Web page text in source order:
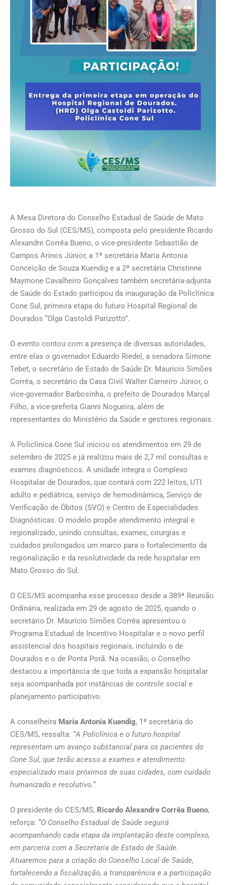
A Mesa Diretora do Conselho Estadual de Saúde de Mato
Grosso do Sul (CES/MS), composta pelo presidente Ricardo
Alexandre Corrêa Bueno, o vice-presidente Sebastião de
Campos Arinos Júnior, a 1ª secretária Maria Antonia
Conceição de Souza Kuendig e a 2ª secretária Christinne
Maymone Cavalheiro Gonçalves também secretária-adjunta
de Saúde do Estado participou da inauguração da Policlínica
Cone Sul, primeira etapa do futuro Hospital Regional de
Dourados “Olga Castoldi Parizotto”.
O evento contou com a presença de diversas autoridades,
entre elas o governador Eduardo Riedel, a senadora Simone
Tebet, o secretário de Estado de Saúde Dr. Maurício Simões
Corrêa, o secretário da Casa Civil Walter Carneiro Júnior, o
vice-governador Barbosinha, o prefeito de Dourados Marçal
Filho, a vice-prefeita Gianni Nogueira, além de
representantes do Ministério da Saúde e gestores regionais.
A Policlínica Cone Sul iniciou os atendimentos em 29 de
setembro de 2025 e já realizou mais de 2,7 mil consultas e
exames diagnósticos. A unidade integra o Complexo
Hospitalar de Dourados, que contará com 222 leitos, UTI
adulto e pediátrica, serviço de hemodinâmica, Serviço de
Verificação de Óbitos (SVO) e Centro de Especialidades
Diagnósticas. O modelo propõe atendimento integral e
regionalizado, unindo consultas, exames, cirurgias e
cuidados prolongados um marco para o fortalecimento da
regionalização e da resolutividade da rede hospitalar em
Mato Grosso do Sul.
O CES/MS acompanha esse processo desde a 389ª Reunião
Ordinária, realizada em 29 de agosto de 2025, quando o
secretário Dr. Maurício Simões Corrêa apresentou o
Programa Estadual de Incentivo Hospitalar e o novo perfil
assistencial dos hospitais regionais, incluindo o de
Dourados e o de Ponta Porã. Na ocasião, o Conselho
destacou a importância de que toda a expansão hospitalar
seja acompanhada por instâncias de controle social e
planejamento participativo.
A conselheira Maria Antonia Kuendig, 1ª secretária do
CES/MS, ressalta: “A Policlínica e o futuro hospital
representam um avanço substancial para os pacientes do
Cone Sul, que terão acesso a exames e atendimento
especializado mais próximos de suas cidades, com cuidado
humanizado e resolutivo.“
O presidente do CES/MS, Ricardo Alexandre Corrêa Bueno,
reforça: “O Conselho Estadual de Saúde seguirá
acompanhando cada etapa da implantação deste complexo,
em parceria com a Secretaria de Estado de Saúde.
Atuaremos para a criação do Conselho Local de Saúde,
fortalecendo a fiscalização, a transparência e a participação